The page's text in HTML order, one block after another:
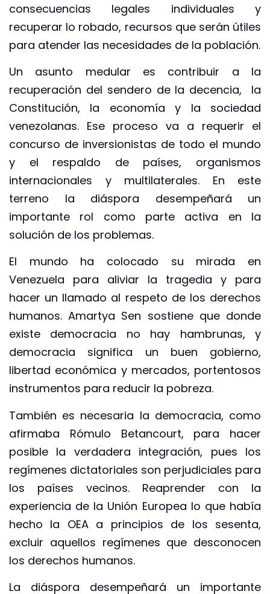
consecuencias legales individuales y
recuperar lo robado, recursos que serán útiles
para atender las necesidades de la población.
Un asunto medular es contribuir a la
recuperación del sendero de la decencia, la
Constitución, la economía y la sociedad
venezolanas. Ese proceso va a requerir el
concurso de inversionistas de todo el mundo
y el respaldo de países, organismos
internacionales y multilaterales. En este
terreno la diáspora desempeñará un
importante rol como parte activa en la
solución de los problemas.
El mundo ha colocado su mirada en
Venezuela para aliviar la tragedia y para
hacer un llamado al respeto de los derechos
humanos. Amartya Sen sostiene que donde
existe democracia no hay hambrunas, y
democracia significa un buen gobierno,
libertad económica y mercados, portentosos
instrumentos para reducir la pobreza.
También es necesaria la democracia, como
afirmaba Rómulo Betancourt, para hacer
posible la verdadera integración, pues los
regímenes dictatoriales son perjudiciales para
los países vecinos. Reaprender con la
experiencia de la Unión Europea lo que había
hecho la OEA a principios de los sesenta,
excluir aquellos regímenes que desconocen
los derechos humanos.
La diáspora desempeñará un importante